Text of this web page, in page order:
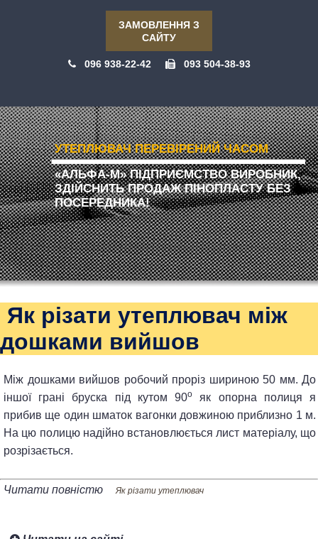
ЗАМОВЛЕННЯ З
САЙТУ
096 938-22-42 093 504-38-93
УТЕПЛЮВАЧ ПЕРЕВІРЕНИЙ ЧАСОМ
«АЛЬФА-М» ПІДПРИЄМСТВО ВИРОБНИК,
ЗДІЙСНИТЬ ПРОДАЖ ПІНОПЛАСТУ БЕЗ
ПОСЕРЕДНИКА!
Як різати утеплювач між
дошками вийшов
Між дошками вийшов робочий проріз шириною 50 мм. До
іншої грані бруска під кутом 90o
як опорна полиця я
прибив ще один шматок вагонки довжиною приблизно 1 м.
На цю полицю надійно встановлюється лист матеріалу, що
розрізається.
Читати повністю Як різати утеплювач